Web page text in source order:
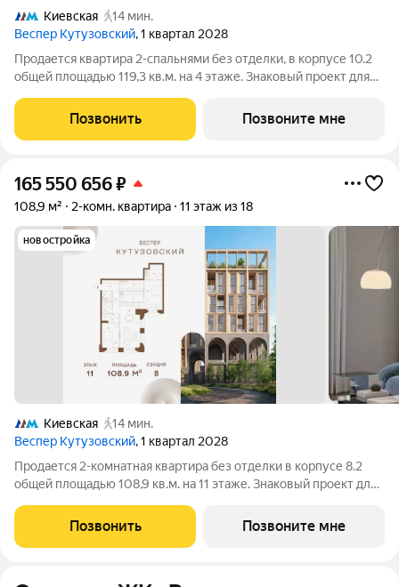
Киевская
14 мин.
Веспер Кутузовский, 1 квартал 2028
Продается квартира 2-спальнями без отделки, в корпусе 10.2
общей площадью 119,3 кв.м. на 4 этаже. Знаковый проект для
площадью 3,7 га расположен на Кутузовском проспекте и
воплощает новую
Позвонить Позвоните мне
165 550 656₽
108,9 м² 2-комн. квартира 11 этаж из 18
новостройка
Киевская
14 мин.
Веспер Кутузовский, 1 квартал 2028
Продается 2-комнатная квартира без отделки в корпусе 8.2
общей площадью 108,9 кв.м. на 11 этаже. Знаковый проект для
площадью 3,7 га расположен на Кутузовском проспекте и
воплощает новую
Позвонить Позвоните мне